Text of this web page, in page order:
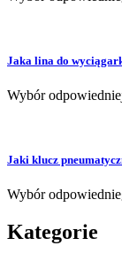
Jaka lina do
Wybór
Jaki klucz
Wybór
Kategorie